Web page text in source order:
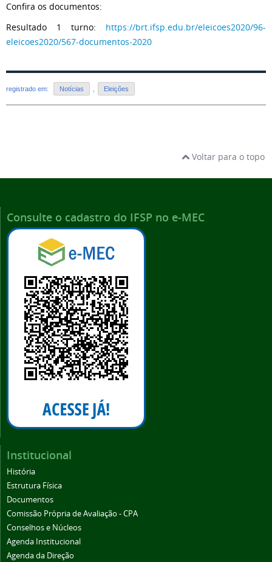
Confira os documentos:
Resultado 1 turno: https://brt.ifsp.edu.br/eleicoes2020/96-
eleicoes2020/567-documentos-2020
registrado em: Notícias Eleições
Voltar para o topo
Consulte o cadastro do IFSP no e-MEC
Institucional
História
Estrutura Física
Documentos
Comissão Própria de Avaliação - CPA
Conselhos e Núcleos
Agenda Institucional
Agenda da Direção